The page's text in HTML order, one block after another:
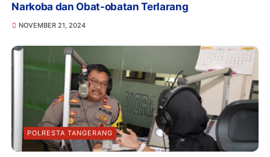
Narkoba dan Obat-obatan Terlarang
NOVEMBER 21, 2024
POLRESTA TANGERANG